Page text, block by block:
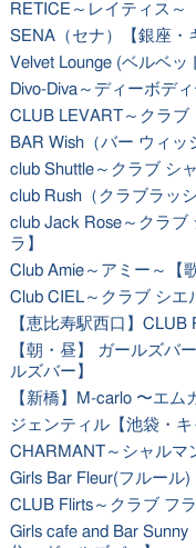
RETICE～レイティス～
SENA（セナ）【銀座・
Velvet Lounge (ベルベッ
Divo-Diva～ディーボデ
CLUB LEVART～クラブ
BAR Wish（バー ウィッ
club Shuttle～クラブ シ
club Rush（クラブラッ
club Jack Rose～クラブ
ラ】
Club Amie～アミー～【
Club CIEL～クラブ シエ
【恵比寿駅西口】CLUB
【朝・昼】 ガールズバ
ルズバー】
【新橋】M-carlo 〜エム
ジェンティル【池袋・キ
CHARMANT～シャルマ
Girls Bar Fleur(フルール)
CLUB Flirts～クラブ フ
Girls cafe and Bar